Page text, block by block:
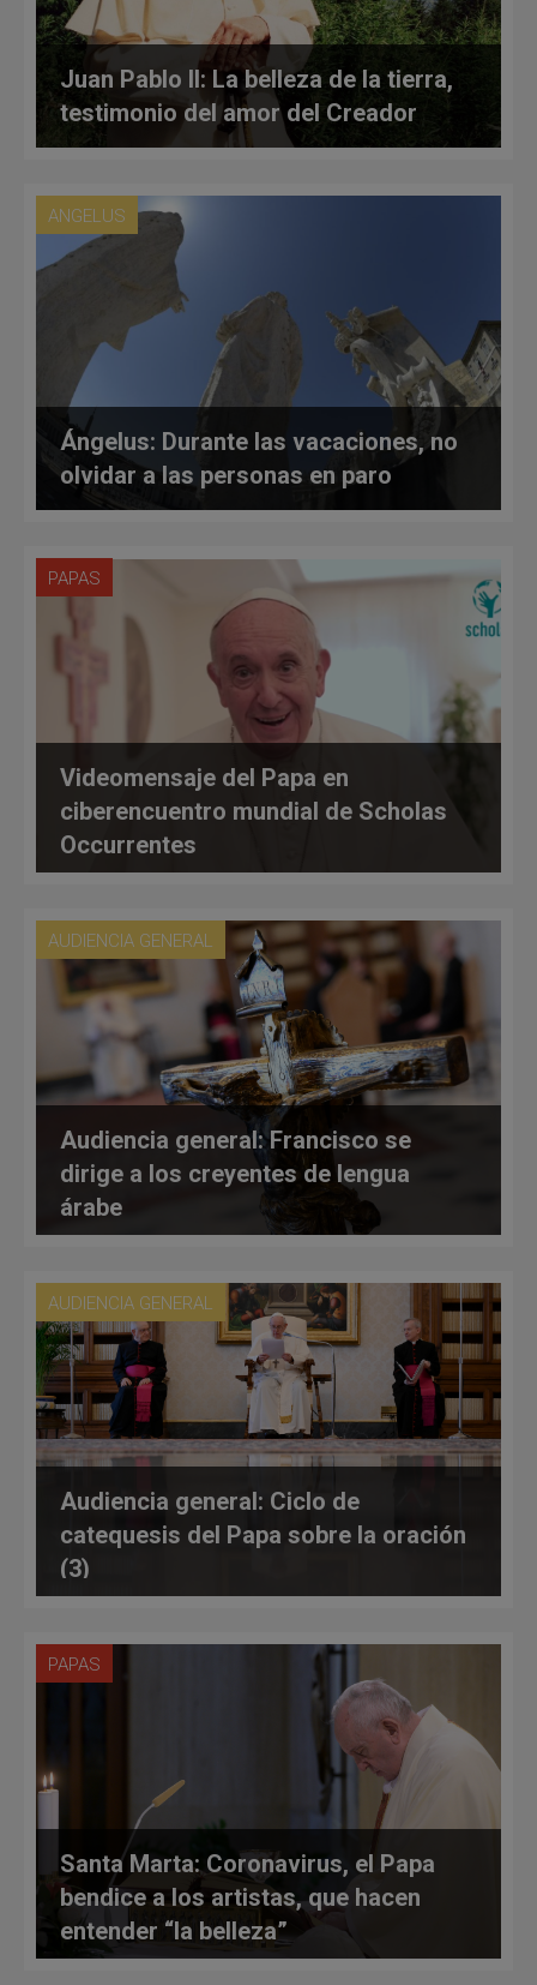
Juan Pablo II: La belleza de la tierra,
testimonio del amor del Creador
ANGELUS
Ángelus: Durante las vacaciones, no
olvidar a las personas en paro
PAPAS
Videomensaje del Papa en
ciberencuentro mundial de Scholas
Occurrentes
AUDIENCIA GENERAL
Audiencia general: Francisco se
dirige a los creyentes de lengua
árabe
AUDIENCIA GENERAL
Audiencia general: Ciclo de
catequesis del Papa sobre la oración
(3)
PAPAS
Santa Marta: Coronavirus, el Papa
bendice a los artistas, que hacen
entender “la belleza”